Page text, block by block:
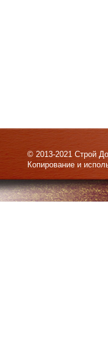
© 2013-2021 Строй
Копирование и